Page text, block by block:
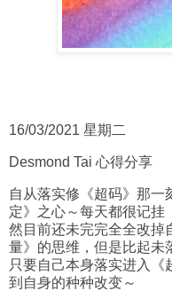
16/03/2021 星期二
Desmond Tai 心得分享
自从落实修《超码》那一
定》之心～每天都很记挂
然目前还未完完全全改掉
量》的思维，但是比起未
只要自己本身落实进入
到自身的种种改变～